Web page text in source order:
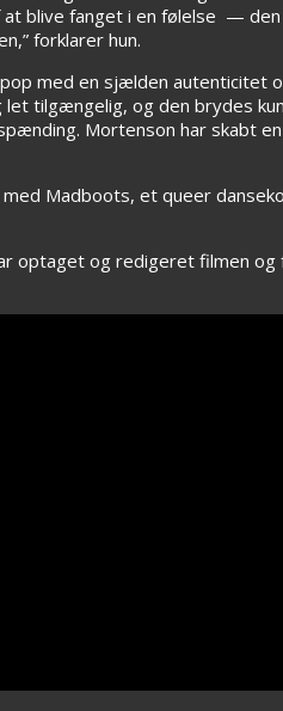
blive fanget i en følelse —
forklarer hun.
med en sjælden
tilgængelig, og den brydes
Mortenson har skabt
Madboots, et queer
optaget og redigeret filmen